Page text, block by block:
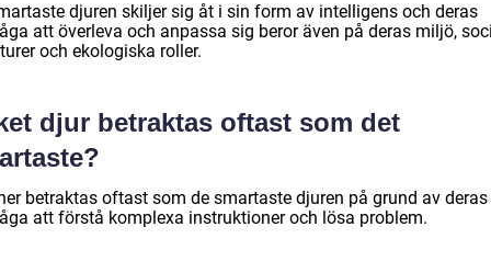
djuren skiljer sig åt i sin form av intelligens och deras
att överleva och anpassa sig beror även på deras miljö,
och ekologiska roller.
djur betraktas oftast som det
betraktas oftast som de smartaste djuren på grund av deras
att förstå komplexa instruktioner och lösa problem.